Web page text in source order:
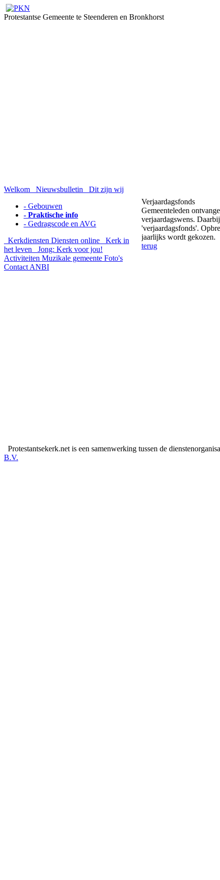
Protestantse Gemeente te Steenderen en Bronkhorst
Welkom Nieuwsbulletin
Dit zijn wij
- Gebouwen
- Praktische info
- Gedragscode en AVG
Kerkdiensten Diensten online
Kerk in
het leven
Jong: Kerk voor jou!
Activiteiten Muzikale gemeente Foto's
Contact ANBI
Verjaardagsfonds
Gemeenteleden
verjaardagswens.
'verjaardagsfonds'.
jaarlijks wordt gekozen.
terug
Protestantsekerk.net is een samenwerking tussen de
B.V.